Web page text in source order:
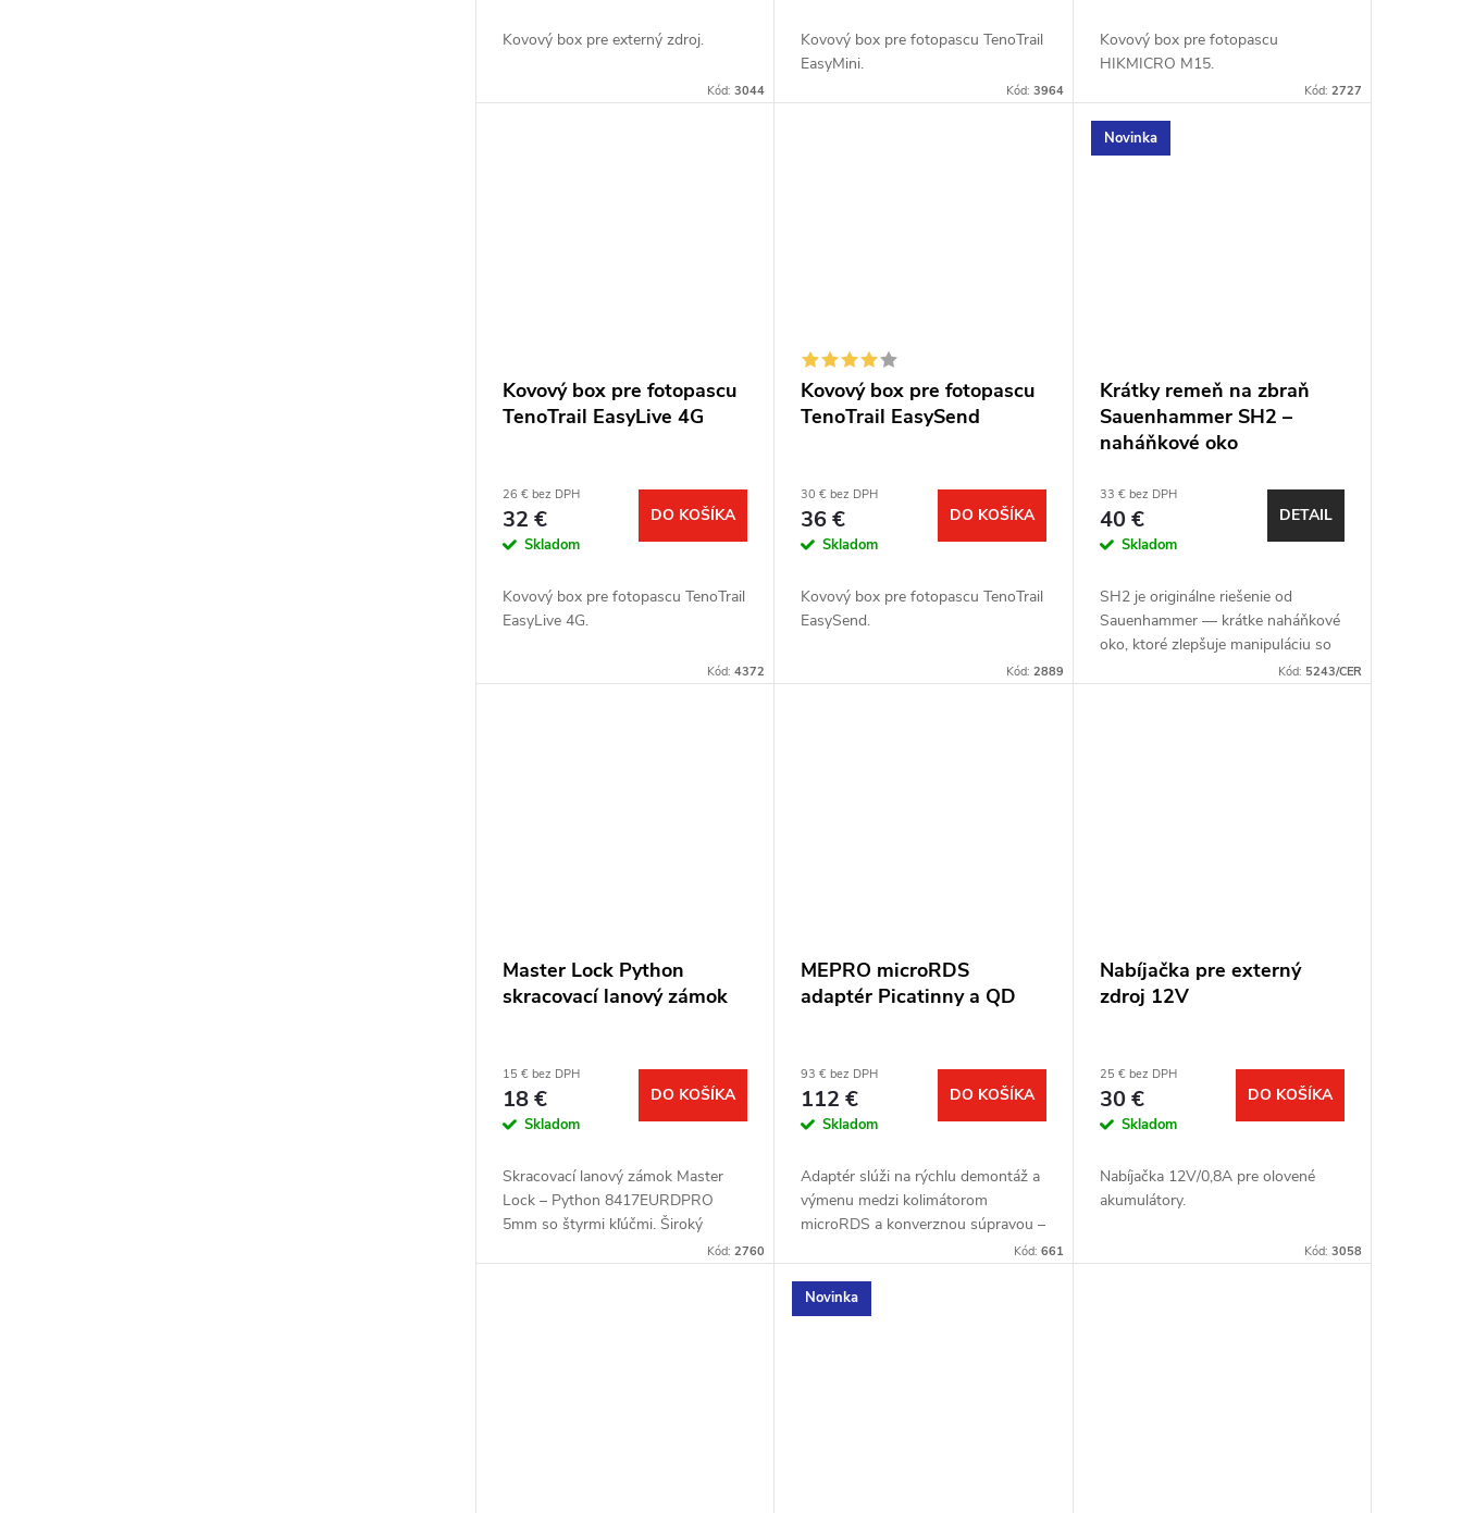
Kovový box pre externý zdroj.
Kód:3044
Kovový box pre fotopascu TenoTrail
EasyMini.
Kód: 3964
Kovový box pre fotopascu
HIKMICRO M15.
Kód: 2727
Kovový box pre fotopascu
TenoTrail EasyLive 4G
26 € bez DPH
32 €
Skladom
DO KOŠÍKA
Kovový box pre fotopascu TenoTrail
EasyLive 4G.
Kód:4372
Kovový box pre fotopascu
TenoTrail EasySend
30 € bez DPH
36 €
Skladom
DO KOŠÍKA
Kovový box pre fotopascu TenoTrail
EasySend.
Kód: 2889
Novinka
Krátky remeň na zbraň
Sauenhammer SH2 –
naháňkové oko
33 € bez DPH
40 €
Skladom
DETAIL
SH2 je originálne riešenie od
Sauenhammer — krátke naháňkové
oko, ktoré zlepšuje manipuláciu so
zbraňou a dokáže nahradiť aj
Kód: 5243/CER
Master Lock Python
skracovací lanový zámok
15 € bez DPH
18 €
Skladom
DO KOŠÍKA
Skracovací lanový zámok Master
Lock – Python 8417EURDPRO
5mm so štyrmi kľúčmi. Široký
rozsah použitia a uplatnenia. Ideálne
Kód:2760
MEPRO microRDS
adaptér Picatinny a QD
93 € bez DPH
112 €
Skladom
DO KOŠÍKA
Adaptér slúži na rýchlu demontáž a
výmenu medzi kolimátorom
microRDS a konverznou súpravou –
Kód: 661
Nabíjačka pre externý
zdroj 12V
25 € bez DPH
30 €
Skladom
DO KOŠÍKA
Nabíjačka 12V/0,8A pre olovené
akumulátory.
Kód: 3058
Novinka